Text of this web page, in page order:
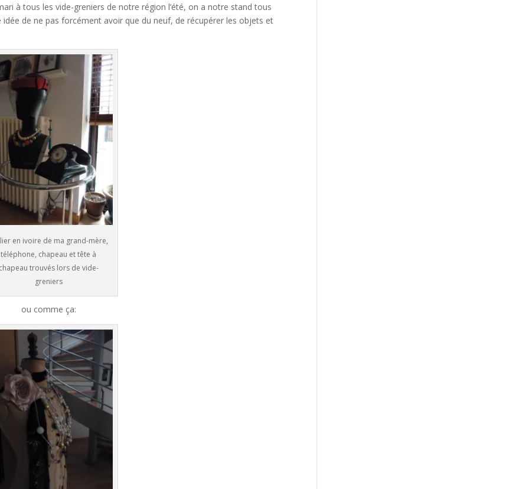
à tous les vide-greniers de notre région l’été, on a notre stand tous
de ne pas forcément avoir que du neuf, de récupérer les objets et
en ivoire de ma grand-mère,
téléphone, chapeau et tête à
trouvés lors de vide-
greniers
ou comme ça: